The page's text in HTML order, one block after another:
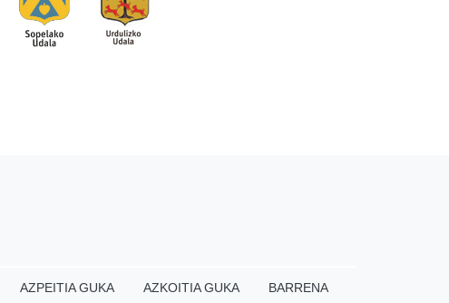
AZPEITIA GUKA AZKOITIA GUKA
BARRENA